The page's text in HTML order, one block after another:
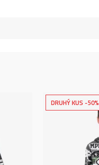
DRUHÝ KUS -50%